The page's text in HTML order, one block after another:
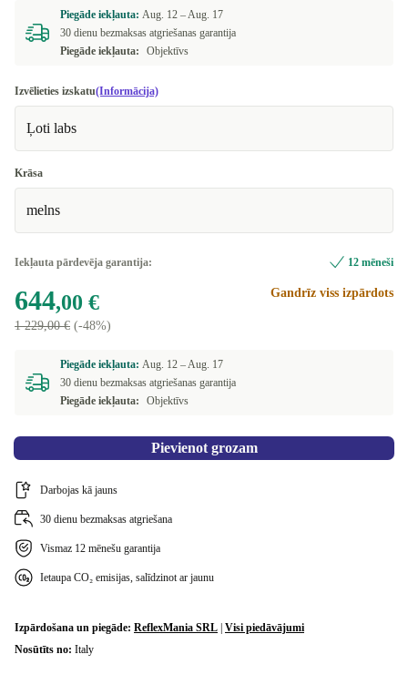
Piegāde iekļauta: Aug. 12 –Aug. 17
30 dienu bezmaksas atgriešanas garantija
Piegāde iekļauta:
Objektīvs
Izvēlieties izskatu(Informācija)
Ļoti labs
Krāsa
melns
Iekļauta pārdevēja garantija: 12 mēneši
644,00 €
1 229,00 € (-48%)
Gandrīz viss izpārdots
Piegāde iekļauta: Aug. 12 –Aug. 17
30 dienu bezmaksas atgriešanas garantija
Piegāde iekļauta:
Objektīvs
Pievienot grozam
Darbojas kā jauns
30 dienu bezmaksas atgriešana
Vismaz 12 mēnešu garantija
Ietaupa CO₂ emisijas, salīdzinot ar jaunu
Izpārdošana un piegāde: ReflexMania SRL Visi piedāvājumi
Nosūtīts no: Italy